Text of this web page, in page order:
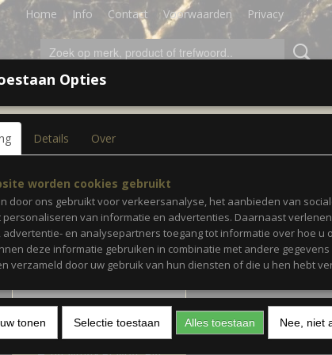
Home Info Contact Voorwaarden Privacy
XL Verzendzak Blauw •
€ 15,00 (inclusief btw 21%)
✓Op voorraad
Opties
Details Over
worden cookies gebruikt
door ons gebruikt voor verkeersanalyse, het aanbieden van
van informatie en advertenties. Daarnaast
advertentie- en analysepartners toegang tot informatie over hoe u
deze informatie gebruiken in combinatie met andere gegevens
verzameld door uw gebruik van hun diensten of die u hen hebt
tonen Selectie toestaan Alles toestaan Nee, niet